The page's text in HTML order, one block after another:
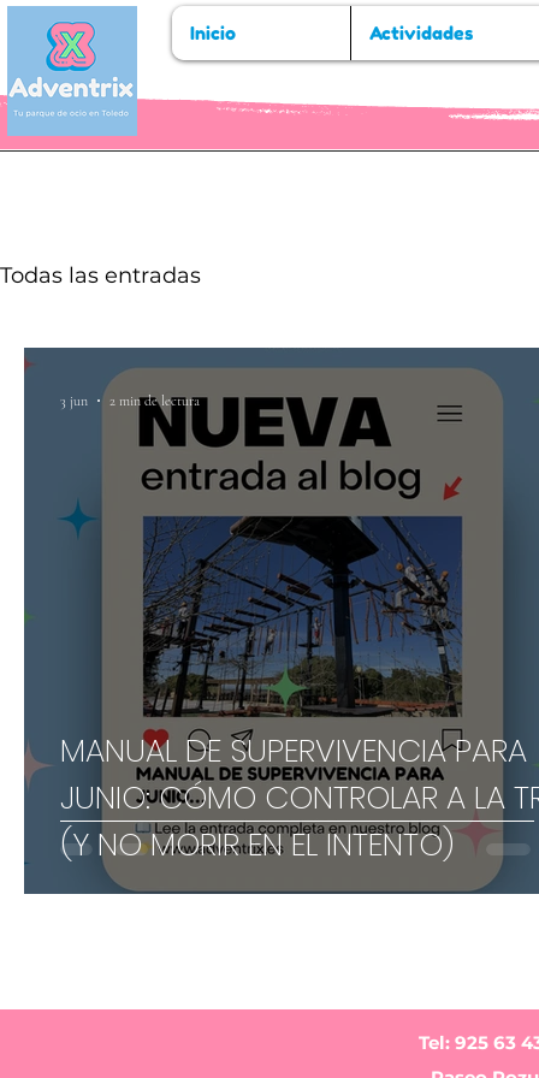
Inicio Actividades
Todas las entradas
MANUAL DE SUPERVIVENCIA PARA
JUNIO: CÓMO CONTROLAR A LA
(Y NO MORIR EN EL INTENTO)
3 jun 2 min de lectura
Tel: 925 63